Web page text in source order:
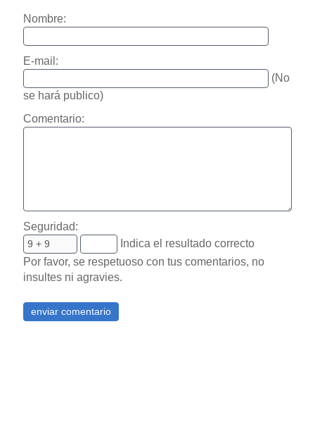
Nombre:
E-mail:
(No
se hará publico)
Comentario:
Seguridad:
Indica el resultado correcto
Por favor, se respetuoso con tus comentarios, no
insultes ni agravies.